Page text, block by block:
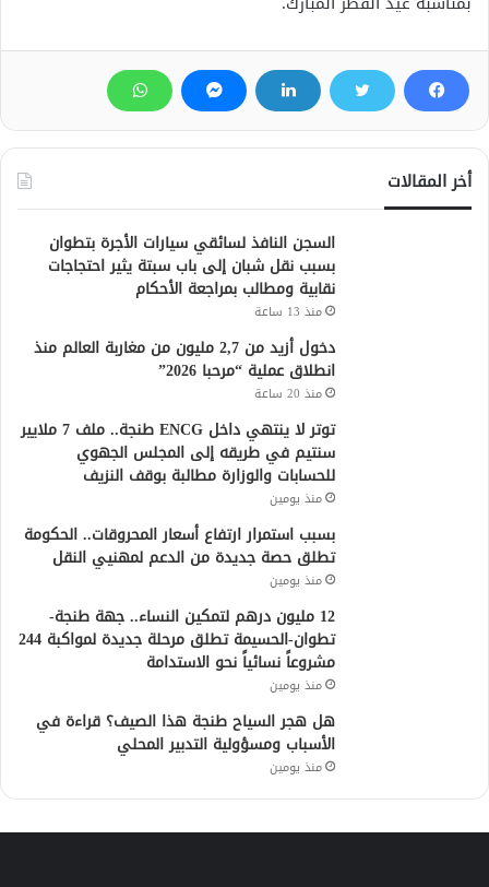
أخر المقالات
السجن النافذ لسائقي سيارات الأجرة بتطوان
بسبب نقل شبان إلى باب سبتة يثير احتجاجات
نقابية ومطالب بمراجعة الأحكام
منذ 13 ساعة
دخول أزيد من 2,7 مليون من مغاربة العالم منذ
انطلاق عملية “مرحبا 2026”
منذ 20 ساعة
توتر لا ينتهي داخل ENCG طنجة.. ملف 7 ملايير
سنتيم في طريقه إلى المجلس الجهوي
للحسابات والوزارة مطالبة بوقف النزيف
منذ يومين
بسبب استمرار ارتفاع أسعار المحروقات.. الحكومة
تطلق حصة جديدة من الدعم لمهنيي النقل
منذ يومين
12 مليون درهم لتمكين النساء.. جهة طنجة-
تطوان-الحسيمة تطلق مرحلة جديدة لمواكبة 244
مشروعاً نسائياً نحو الاستدامة
منذ يومين
هل هجر السياح طنجة هذا الصيف؟ قراءة في
الأسباب ومسؤولية التدبير المحلي
منذ يومين